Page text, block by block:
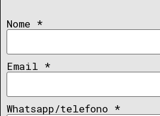
Nome *
Email *
Whatsapp/telefono *